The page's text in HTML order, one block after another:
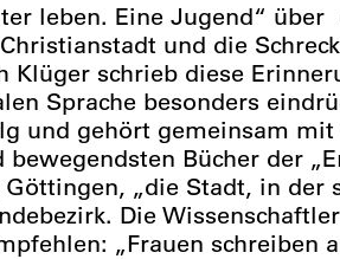
leben. Eine Jugend“ über
und die
schrieb diese
Sprache besonders
und gehört gemeinsam
Bücher der
„die Stadt, in der
Die
„Frauen schreiben